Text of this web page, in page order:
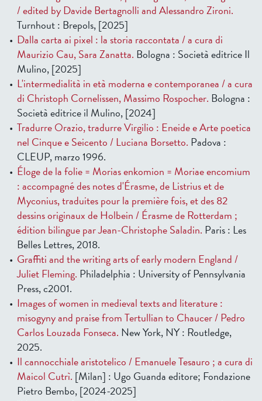
/ edited by Davide Bertagnolli and Alessandro Zironi.
Turnhout : Brepols, [2025]
Dalla carta ai pixel : la storia raccontata / a cura di
Maurizio Cau, Sara Zanatta. Bologna : Società editrice Il
Mulino, [2025]
L'intermedialità in età moderna e contemporanea / a cura
di Christoph Cornelissen, Massimo Rospocher. Bologna :
Società editrice il Mulino, [2024]
Tradurre Orazio, tradurre Virgilio : Eneide e Arte poetica
nel Cinque e Seicento / Luciana Borsetto. Padova :
CLEUP, marzo 1996.
Éloge de la folie = Morias enkomion = Moriae encomium
: accompagné des notes d'Érasme, de Listrius et de
Myconius, traduites pour la première fois, et des 82
dessins originaux de Holbein / Érasme de Rotterdam ;
édition bilingue par Jean-Christophe Saladin. Paris : Les
Belles Lettres, 2018.
Graffiti and the writing arts of early modern England /
Juliet Fleming. Philadelphia : University of Pennsylvania
Press, c2001.
Images of women in medieval texts and literature :
misogyny and praise from Tertullian to Chaucer / Pedro
Carlos Louzada Fonseca. New York, NY : Routledge,
2025.
Il cannocchiale aristotelico / Emanuele Tesauro ; a cura di
Maicol Cutrì. [Milan] : Ugo Guanda editore; Fondazione
Pietro Bembo, [2024-2025]